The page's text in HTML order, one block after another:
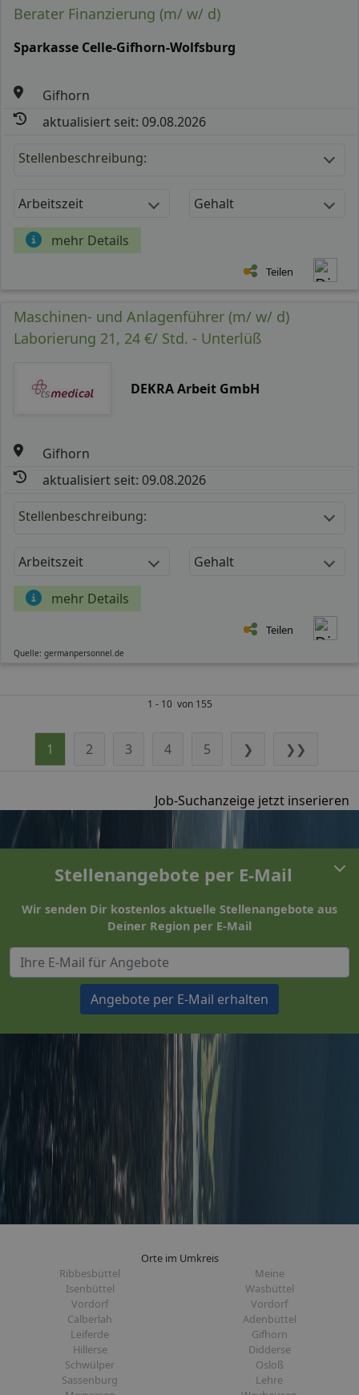
Berater Finanzierung (m/ w/ d)
Sparkasse Celle-Gifhorn-Wolfsburg
Gifhorn
aktualisiert seit: 09.08.2026
Stellenbeschreibung:
Arbeitszeit Gehalt
mehr Details
Teilen
Maschinen- und Anlagenführer (m/ w/ d)
Laborierung 21, 24 €/ Std. - Unterlüß
DEKRA Arbeit GmbH
Gifhorn
aktualisiert seit: 09.08.2026
Stellenbeschreibung:
Arbeitszeit Gehalt
mehr Details
Teilen
Quelle: germanpersonnel.de
1 - 10 von 155
1 2 3 4 5 ❯ ❯❯
Job-Suchanzeige jetzt inserieren
Stellenangebote per E-Mail
Wir senden Dir kostenlos aktuelle Stellenangebote aus
Deiner Region per E-Mail
Angebote per E-Mail erhalten
Orte im Umkreis
Ribbesbüttel
Meine
Isenbüttel
Wasbüttel
Vordorf
Vordorf
Calberlah
Adenbüttel
Leiferde
Gifhorn
Hillerse
Didderse
Schwülper
Osloß
Sassenburg
Lehre